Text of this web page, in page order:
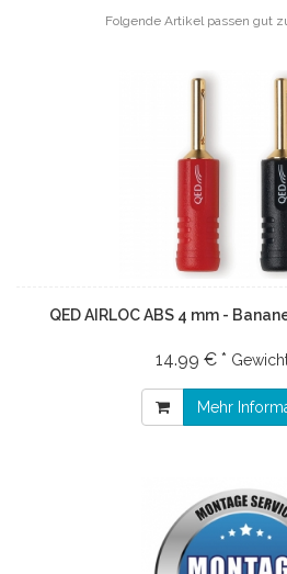
Folgende Artikel passen gut
QED AIRLOC ABS 4 mm -
14.99 € *
Mehr